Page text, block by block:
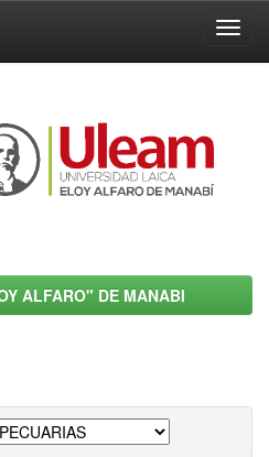
ALFARO" DE MANABI